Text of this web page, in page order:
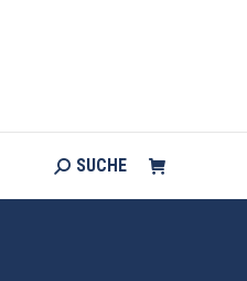
Search:
SUCHE